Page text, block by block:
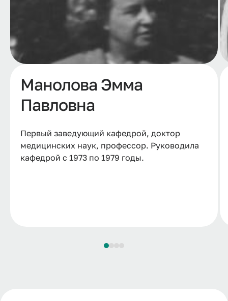
Манолова Эмма
Павловна
Первый заведующий кафедрой, доктор
медицинских наук, профессор. Руководила
кафедрой с 1973 по 1979 годы.